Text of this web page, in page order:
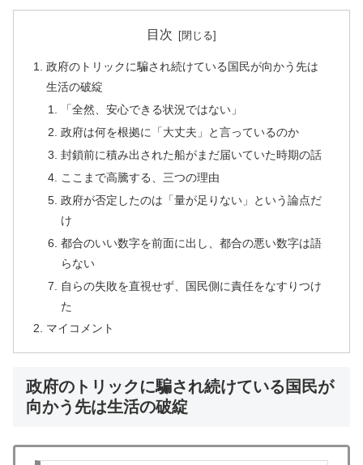
目次
政府のトリックに騙され続けている国民が向かう先は
生活の破綻
「全然、安心できる状況ではない」
政府は何を根拠に「大丈夫」と言っているのか
封鎖前に積み出された船がまだ届いていた時期の話
ここまで高騰する、三つの理由
政府が否定したのは「量が足りない」という論点だ
け
都合のいい数字を前面に出し、都合の悪い数字は語
らない
自らの失敗を直視せず、国民側に責任をなすりつけ
た
マイコメント
政府のトリックに騙され続けている国民が
向かう先は生活の破綻